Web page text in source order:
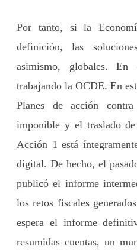
Por tanto, si la
definición, las
asimismo, globales. En
trabajando la OCDE. En
Planes de acción
imponible y el traslado
Acción 1 está
digital. De hecho, el
publicó el informe
los retos fiscales
espera el informe
resumidas cuentas, un